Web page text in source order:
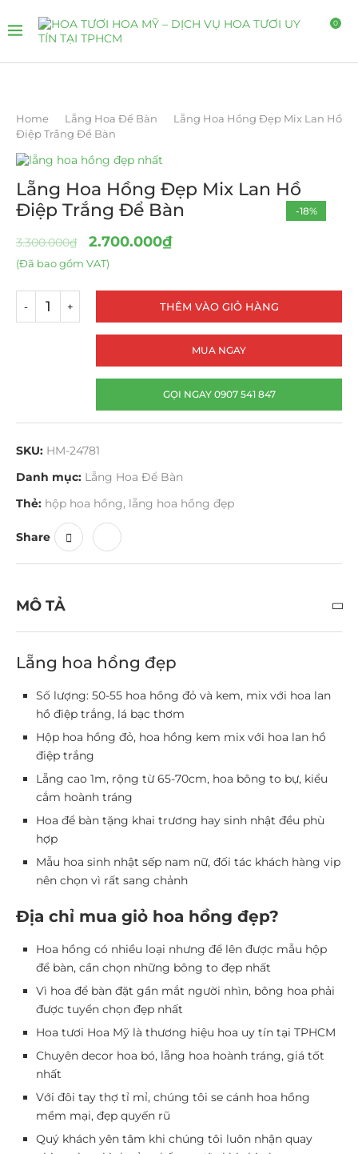
0
Home Lẵng Hoa Để Bàn
Lẵng Hoa Hồng Đẹp Mix Lan Hồ
Điệp Trắng Để Bàn
-18%
Lẵng Hoa Hồng Đẹp Mix Lan Hồ
Điệp Trắng Để Bàn
3.300.000₫ 2.700.000₫
(Đã bao gồm VAT)
THÊM VÀO GIỎ HÀNG
MUA NGAY
GỌI NGAY 0907 541 847
SKU: HM-24781
Danh mục: Lẵng Hoa Để Bàn
Thẻ: hộp hoa hồng, lẵng hoa hồng đẹp
Share
MÔ TẢ
Lẵng hoa hồng đẹp
Số lượng: 50-55 hoa hồng đỏ và kem, mix với hoa lan
hồ điệp trắng, lá bạc thơm
Hộp hoa hồng đỏ, hoa hồng kem mix với hoa lan hồ
điệp trắng
Lẵng cao 1m, rộng từ 65-70cm, hoa bông to bự, kiểu
cắm hoành tráng
Hoa để bàn tặng khai trương hay sinh nhật đều phù
hợp
Mẫu hoa sinh nhật sếp nam nữ, đối tác khách hàng vip
nên chọn vì rất sang chảnh
Địa chỉ mua giỏ hoa hồng đẹp?
Hoa hồng có nhiều loại nhưng để lên được mẫu hộp
để bàn, cần chọn những bông to đẹp nhất
Vì hoa để bàn đặt gần mắt người nhìn, bông hoa phải
được tuyển chọn đẹp nhất
Hoa tươi Hoa Mỹ là thương hiệu hoa uy tín tại TPHCM
Chuyên decor hoa bó, lẵng hoa hoành tráng, giá tốt
nhất
Với đôi tay thợ tỉ mỉ, chúng tôi se cánh hoa hồng
mềm mại, đẹp quyến rũ
Quý khách yên tâm khi chúng tôi luôn nhận quay